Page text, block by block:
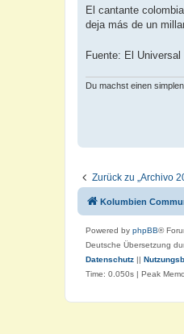
r
El cantante
deja más de un
Fuente: El Universal
Du machst einen
Zurück zu „Archivo
Kolumbien
Powered by phpBB®
Deutsche Übersetzung
Datenschutz ||
Time: 0.050s | Peak